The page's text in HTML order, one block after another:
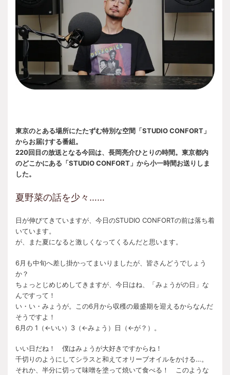
東京のとある場所にたたずむ特別な空間「STUDIO CONFORT」
からお届けする番組。
220回目の放送となる今回は、長岡亮介ひとりの時間。東京都内
のどこかにある「STUDIO CONFORT」から小一時間お送りしま
した。
夏野菜の話を少々……
日が伸びてきていますが、今日のSTUDIO CONFORTの前は落ち着
いています。
が、また夏になると激しくなってくるんだと思います。
6月も中旬へ差し掛かってまいりましたが、皆さんどうでしょう
か？
ちょっとじめじめしてきますが、今日はね、「みょうがの日」な
んですって！
い・い・みょうが。この6月から収穫の最盛期を迎えるからなんだ
そうですよ！
6月の 1（←いい）3（←みょう）日（←が？）。
いい日だね！ 僕はみょうが大好きですからね！
千切りのようにしてシラスと和えてオリーブオイルをかける…。
それか、半分に切って味噌を塗って焼いて食べる！ このような